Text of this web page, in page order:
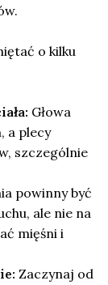
o kilku
Głowa
a plecy
szczególnie
powinny być
ale nie na
mięśni i
Zaczynaj od